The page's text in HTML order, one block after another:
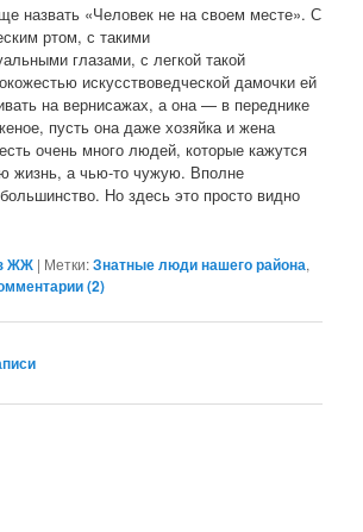
назвать «Человек не на своем месте». С
ртом, с такими
глазами, с легкой такой
искусствоведческой дамочки ей
на вернисажах, а она — в переднике
пусть она даже хозяйка и жена
очень много людей, которые кажутся
жизнь, а чью-то чужую. Вполне
Но здесь это просто видно
ЖЖ | Метки:Знатные люди нашего района,
(2)